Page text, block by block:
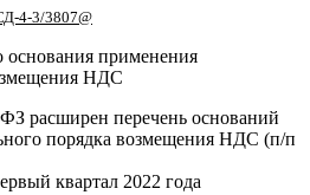
4-3/3807@
основания применения
НДС
расширен перечень оснований
порядка возмещения НДС (п/п
квартал 2022 года